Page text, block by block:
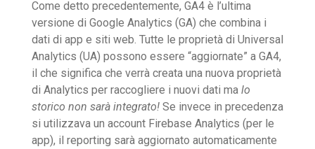
Come detto precedentemente, GA4 è l’ultima
versione di Google Analytics (GA) che combina i
dati di app e siti web. Tutte le proprietà di Universal
Analytics (UA) possono essere “aggiornate” a GA4,
il che significa che verrà creata una nuova proprietà
di Analytics per raccogliere i nuovi dati ma lo
storico non sarà integrato! Se invece in precedenza
si utilizzava un account Firebase Analytics (per le
app), il reporting sarà aggiornato automaticamente